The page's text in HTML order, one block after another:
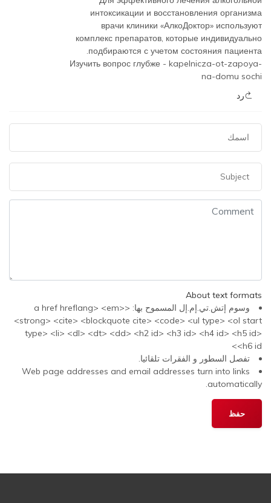
интоксикации и восстановления организма
врачи клиники «АлкоДоктор» используют
комплекс препаратов, которые индивидуально
подбираются с учетом состояния пациента.
Изучить вопрос глубже - kapelnicza-ot-zapoya-
na-domu sochi
رد
About text formats
وسوم إتش.تي.إم.إل المسموح بها: <a href hreflang> <em>
<strong> <cite> <blockquote cite> <code> <ul type> <ol start
type> <li> <dl> <dt> <dd> <h2 id> <h3 id> <h4 id> <h5 id>
<h6 id>
تفصل السطور و الفقرات تلقائيا.
Web page addresses and email addresses turn into links
automatically.